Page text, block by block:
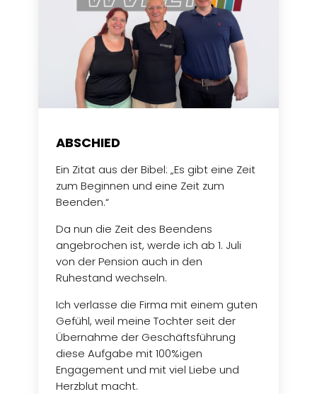
ABSCHIED
Ein Zitat aus der Bibel: „Es gibt eine Zeit
zum Beginnen und eine Zeit zum
Beenden.“
Da nun die Zeit des Beendens
angebrochen ist, werde ich ab 1. Juli
von der Pension auch in den
Ruhestand wechseln.
Ich verlasse die Firma mit einem guten
Gefühl, weil meine Tochter seit der
Übernahme der Geschäftsführung
diese Aufgabe mit 100%igen
Engagement und mit viel Liebe und
Herzblut macht.